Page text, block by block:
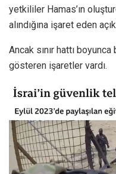
yetkililer Hamas’ın
alındığına işaret eden
Ancak sınır hattı
gösteren işaretler vardı.